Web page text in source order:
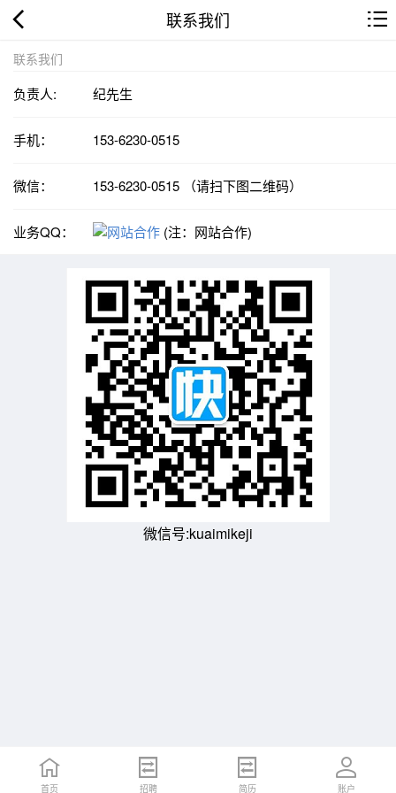
联系我们
联系我们
负责人: 纪先生
手机： 153-6230-0515
微信： 153-6230-0515 （请扫下图二维码）
业务QQ： (注：网站合作)
微信号:kuaimikeji
首页 招聘 简历 账户